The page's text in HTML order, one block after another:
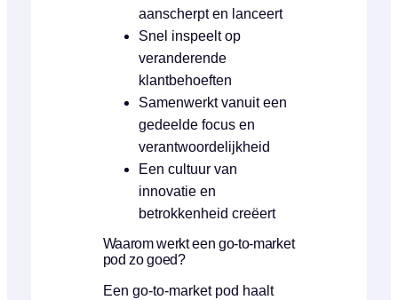
aanscherpt en lanceert
Snel inspeelt op
veranderende
klantbehoeften
Samenwerkt vanuit een
gedeelde focus en
verantwoordelijkheid
Een cultuur van
innovatie en
betrokkenheid creëert
Waarom werkt een go-to-market
pod zo goed?
Een go-to-market pod haalt